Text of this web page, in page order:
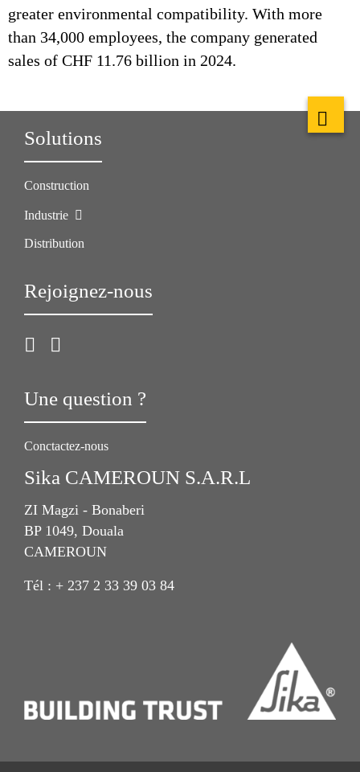
greater environmental compatibility. With more
than 34,000 employees, the company generated
sales of CHF 11.76 billion in 2024.
Solutions
Construction
Industrie
Distribution
Rejoignez-nous
Une question ?
Conctactez-nous
Sika CAMEROUN S.A.R.L
ZI Magzi - Bonaberi
BP 1049, Douala
CAMEROUN
Tél : + 237 2 33 39 03 84